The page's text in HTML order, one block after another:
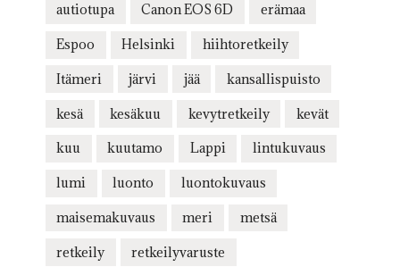
autiotupa Canon EOS 6D erämaa
Espoo Helsinki hiihtoretkeily
Itämeri järvi jää kansallispuisto
kesä kesäkuu kevytretkeily kevät
kuu kuutamo Lappi lintukuvaus
lumi luonto luontokuvaus
maisemakuvaus meri metsä
retkeily retkeilyvaruste